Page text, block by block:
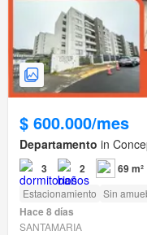
$ 600.000/mes
Departamento in
3 2 69 m²
Estacionamiento Sin
Hace 8 días
SANTAMARIA